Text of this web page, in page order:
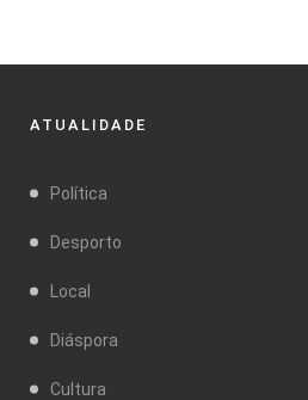
ATUALIDADE
Política
Desporto
Local
Diáspora
Cultura